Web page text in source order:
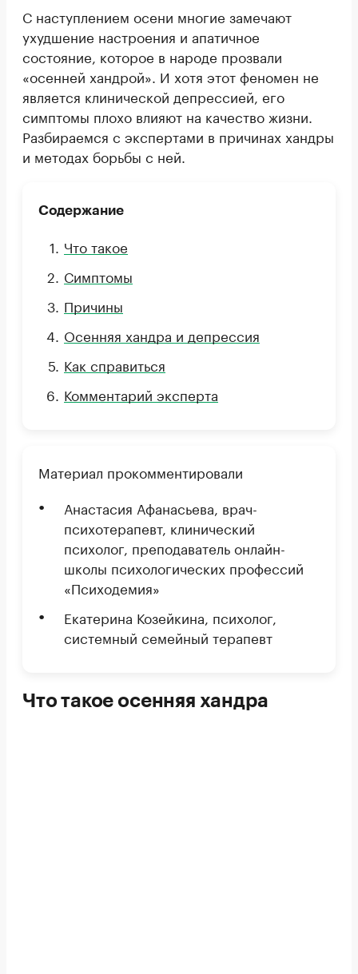
С наступлением осени многие замечают
ухудшение настроения и апатичное
состояние, которое в народе прозвали
«осенней хандрой». И хотя этот феномен не
является клинической депрессией, его
симптомы плохо влияют на качество жизни.
Разбираемся с экспертами в причинах хандры
и методах борьбы с ней.
Содержание
Что такое
Симптомы
Причины
Осенняя хандра и депрессия
Как справиться
Комментарий эксперта
Материал прокомментировали
Анастасия Афанасьева, врач-
психотерапевт, клинический
психолог, преподаватель онлайн-
школы психологических профессий
«Психодемия»
Екатерина Козейкина, психолог,
системный семейный терапевт
Что такое осенняя хандра